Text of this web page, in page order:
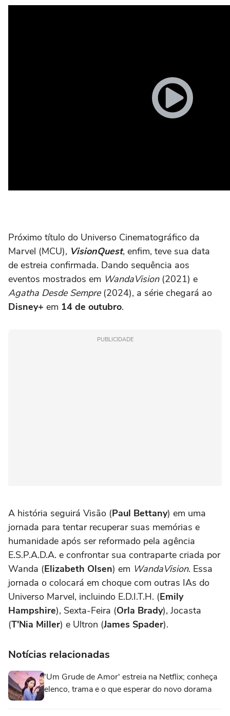
Próximo título do Universo Cinematográfico da
Marvel (MCU), VisionQuest, enfim, teve sua data
de estreia confirmada. Dando sequência aos
eventos mostrados em WandaVision(2021) e
Agatha Desde Sempre(2024), a série chegará ao
Disney+ em 14 de outubro.
PUBLICIDADE
A história seguirá Visão (Paul Bettany) em uma
jornada para tentar recuperar suas memórias e
humanidade após ser reformado pela agência
E.S.P.A.D.A. e confrontar sua contraparte criada por
Wanda (Elizabeth Olsen) em WandaVision. Essa
jornada o colocará em choque com outras IAs do
Universo Marvel, incluindo E.D.I.T.H. (Emily
Hampshire), Sexta-Feira (Orla Brady), Jocasta
(T'Nia Miller) e Ultron (James Spader).
Notícias relacionadas
'Um Grude de Amor' estreia na Netflix; conheça
elenco, trama e o que esperar do novo dorama